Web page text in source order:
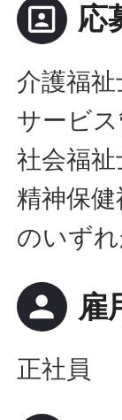
portrait 応
介護福祉
サービ
社会福祉
精神保健
のいず
person 雇
正社員